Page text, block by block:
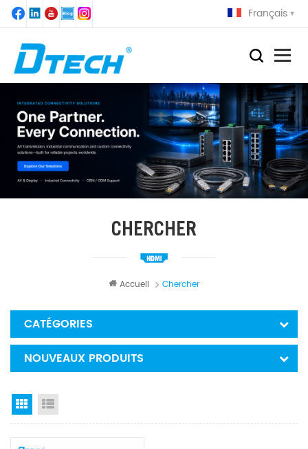
Français
CHERCHER
Accueil Chercher
CATÉGORIES
NOUVEAUX PRODUITS
Grid View